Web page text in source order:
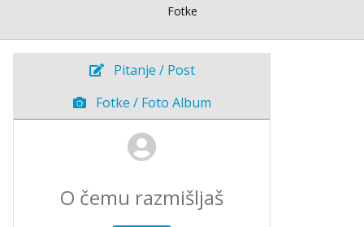
Fotke
Pitanje / Post
Fotke / Foto Album